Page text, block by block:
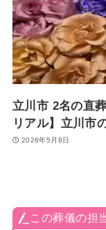
立川市 2名の直
リアル】立川市
2026年5月8日
この葬儀の担